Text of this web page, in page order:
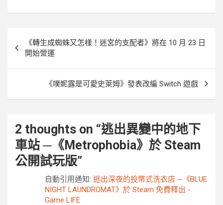
章
導
《轉生成蜘蛛又怎樣！迷宮的支配者》將在 10 月 23 日
開始營運
《噗妮露是可愛史萊姆》發表改編 Switch 遊戲
2 thoughts on “逃出異變中的地下
車站 ─《Metrophobia》於 Steam
公開試玩版”
自動引用通知: 逃出深夜的投幣式洗衣店 ─《BLUE
NIGHT LAUNDROMAT》於 Steam 免費釋出 -
Game LIFE